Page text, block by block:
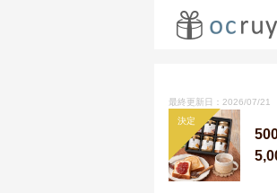
最終更新日：2026/07/21
決定